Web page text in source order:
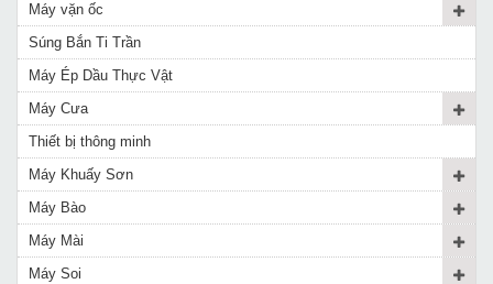
Máy vặn ốc
Súng Bắn Ti Trần
Máy Ép Dầu Thực Vật
Máy Cưa
Thiết bị thông minh
Máy Khuấy Sơn
Máy Bào
Máy Mài
Máy Soi